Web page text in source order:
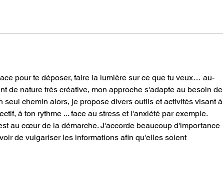
pour te déposer, faire la lumière sur ce que tu veux… au-
de nature très créative, mon approche s'adapte au besoin de
seul chemin alors, je propose divers outils et activités visant à
à ton rythme ... face au stress et l'anxiété par exemple.
au cœur de la démarche. J'accorde beaucoup d'importance
de vulgariser les informations afin qu'elles soient